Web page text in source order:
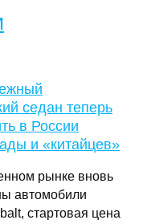
седан теперь
в России
и «китайцев»
рынке вновь
автомобили
стартовая цена